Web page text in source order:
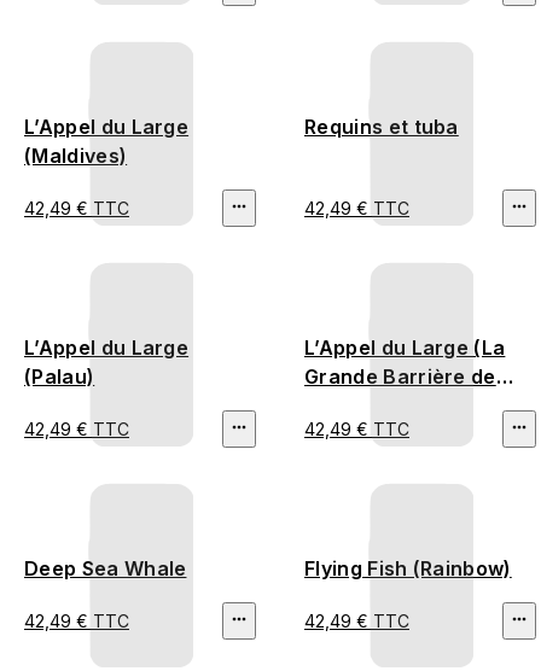
L’Appel du Large
(Maldives)
42,49 € TTC
Requins et tuba
42,49 € TTC
L’Appel du Large
(Palau)
42,49 € TTC
L’Appel du Large (La
Grande Barrière de
42,49 € TTC
Deep Sea Whale
42,49 € TTC
Flying Fish (Rainbow)
42,49 € TTC